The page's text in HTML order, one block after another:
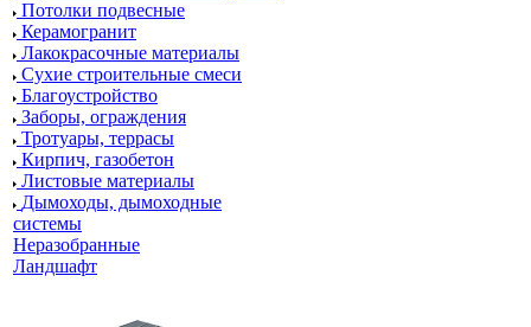
Потолки подвесные
Керамогранит
Лакокрасочные материалы
Сухие строительные смеси
Благоустройство
Заборы, ограждения
Тротуары, террасы
Кирпич, газобетон
Листовые материалы
Дымоходы, дымоходные
системы
Неразобранные
Ландшафт